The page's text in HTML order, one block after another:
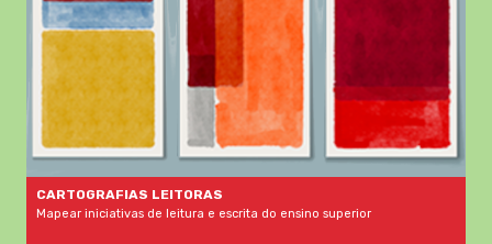
CARTOGRAFIAS LEITORAS
Mapear iniciativas de leitura e escrita do ensino superior